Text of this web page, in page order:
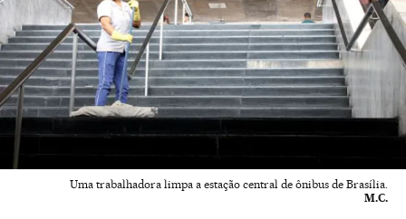
Uma trabalhadora limpa a estação central de ônibus de Brasília.
M.C.